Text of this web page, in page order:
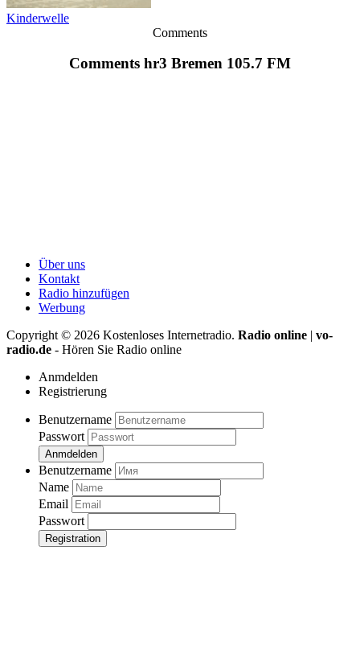
Kinderwelle
Comments
Comments hr3 Bremen 105.7 FM
Über uns
Kontakt
Radio hinzufügen
Werbung
Copyright © 2026 Kostenloses Internetradio. Radio online | vo-
radio.de - Hören Sie Radio online
Anmdelden
Registrierung
Benutzername
Passwort
Anmdelden
Benutzername
Name
Email
Passwort
Registration